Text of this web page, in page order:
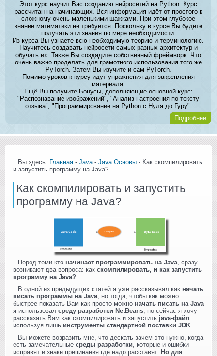
Этот курс научит Вас созданию нейросетей на Python. Курс
рассчитан на начинающих. Вся информация идёт от простого к
сложному очень маленькими шажками. При этом глубокое
знание математики не требуется. Поскольку в курсе Вы будете
получать эти знания по мере необходимости.
Из курса Вы узнаете всю необходимую теорию и терминологию.
Научитесь создавать нейросети самых разных архитектур и
обучать их. Также Вы создадите собственный фреймворк. Что
очень важно проделать для грамотного использования того же
PyTorch. Затем Вы изучите и сам PyTorch.
Помимо уроков к курсу идут упражнения для закрепления
материала.
Ещё Вы получите Бонусы, дополняющие основной курс:
"Распознавание изображений", "Анализ настроения по тексту
отзыва", "Программирование на Python с Нуля до Гуру".
Подробнее
Вы здесь: Главная - Java- Java Основы - Как скомпилировать
и запустить программу на Java?
Как скомпилировать и запустить
программу на Java?
Перед теми кто начинает программировать на Java , сразу
возникают два вопроса: как скомпилировать, и как запустить
программу на Java?
В одной из предыдущих статей я уже рассказывал как начать
писать программы на Java , но тогда, чтобы как можно
быстрее показать Вам как просто можно начать писать на Java
я использовал среду разработки NetBeans , но сейчас я хочу
рассказать Вам как скомпилировать и запустить java-файл
используя лишь инструменты стандартной поставки JDK
Вы можете возразить мне, что дескать зачем это нужно, когда
есть замечательные среды разработки , которые и ошибки
исправят и знаки препинания где надо расставят. Но для